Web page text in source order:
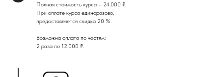
Полная стоимость курса – 24.000 ₽.
При оплате курса единоразово,
предоставляется скидка 20 %.
Возможна оплата по частям:
2 раза по 12.000 ₽.